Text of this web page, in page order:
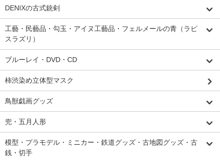
DENIXの古式銃剣
工藝・民藝品・勾玉・アイヌ工藝品・フェルメールの青（ラピ
スラズリ）
ブルーレイ・DVD・CD
柿渋染め立体型マスク
鳥獣戯画グッズ
兜・五月人形
模型・プラモデル・ミニカー・鉄道グッズ・古地図グッズ・古
銭・切手